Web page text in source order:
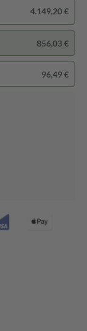
4.149,20 €
856,03 €
96,49 €